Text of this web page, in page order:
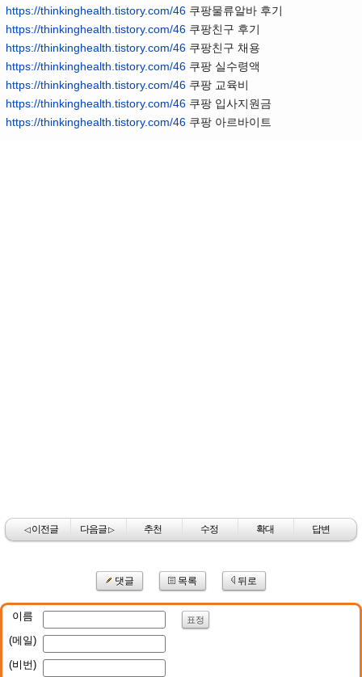
https://thinkinghealth.tistory.com/46 쿠팡물류알바 후기
https://thinkinghealth.tistory.com/46 쿠팡친구 후기
https://thinkinghealth.tistory.com/46 쿠팡친구 채용
https://thinkinghealth.tistory.com/46 쿠팡 실수령액
https://thinkinghealth.tistory.com/46 쿠팡 교육비
https://thinkinghealth.tistory.com/46 쿠팡 입사지원금
https://thinkinghealth.tistory.com/46 쿠팡 아르바이트
◁이전글 다음글▷ 추천 수정 확대 답변
댓글 목록 뒤로
이름 표정
(메일)
(비번)